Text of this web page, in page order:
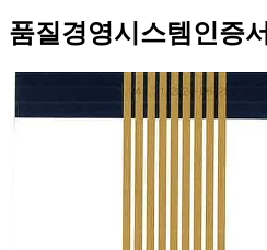
품질경영시스템인증서